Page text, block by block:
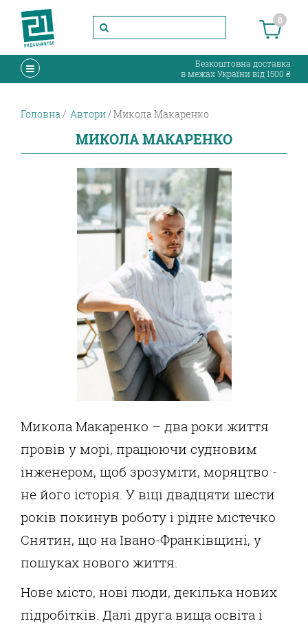
0
Безкоштовна доставка
в межах України від 1500 ₴
Головна Автори Микола Макаренко
МИКОЛА МАКАРЕНКО
Микола Макаренко – два роки життя
провів у морі, працюючи судновим
інженером, щоб зрозуміти, моряцтво -
не його історія. У віці двадцяти шести
років покинув роботу і рідне містечко
Снятин, що на Івано-Франківщині, у
пошуках нового життя.
Нове місто, нові люди, декілька нових
підробітків. Далі друга вища освіта і